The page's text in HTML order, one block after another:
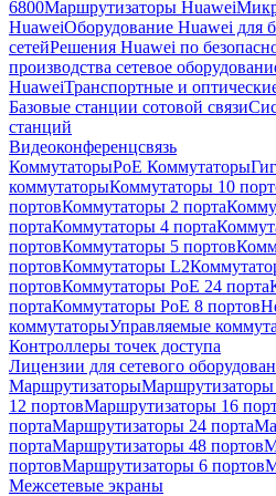
6800Маршрутизаторы Huawei
HuaweiОборудование Huawei для
сетейРешения Huawei по
производства сетевое
HuaweiТранспортные и
Базовые станции сотовой связи
станций
Видеоконференцсвязь
КоммутаторыPoE Коммутаторы
коммутаторыКоммутаторы 10
портовКоммутаторы 2 порта
портаКоммутаторы 4 порта
портовКоммутаторы 5 портов
портовКоммутаторы L2
портовКоммутаторы PoE 24 порта
портаКоммутаторы PoE 8 портов
коммутаторыУправляемые
Контроллеры точек доступа
Лицензии для сетевого
МаршрутизаторыМаршрутизаторы
12 портовМаршрутизаторы 16
портаМаршрутизаторы 24 порта
портаМаршрутизаторы 48 портов
портовМаршрутизаторы 6 портов
Межсетевые экраны